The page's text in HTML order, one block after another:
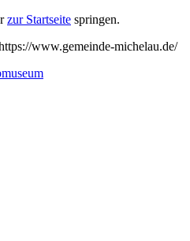
zur Startseite springen.
www.gemeinde-michelau.de/